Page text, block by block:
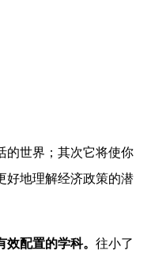
的世界；其次它将使你
好地理解经济政策的潜
配置的学科。 往小了